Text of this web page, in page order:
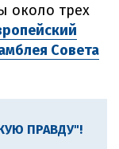
около трех
Совета
ПРАВДУ"!